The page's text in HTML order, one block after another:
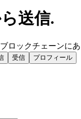
送信.
ブロックチェーンに
受信 プロフィール